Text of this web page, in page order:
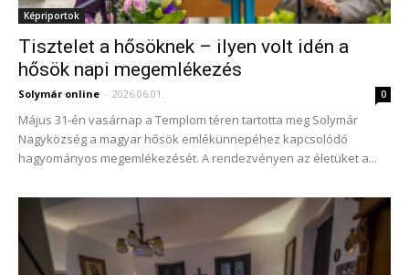
Képriportok
Tisztelet a hősöknek – ilyen volt idén a
hősök napi megemlékezés
Solymár online - 2026.06.01. 0
Május 31-én vasárnap a Templom téren tartotta meg Solymár
Nagyközség a magyar hősök emlékünnepéhez kapcsolódó
hagyományos megemlékezését. A rendezvényen az életüket a...